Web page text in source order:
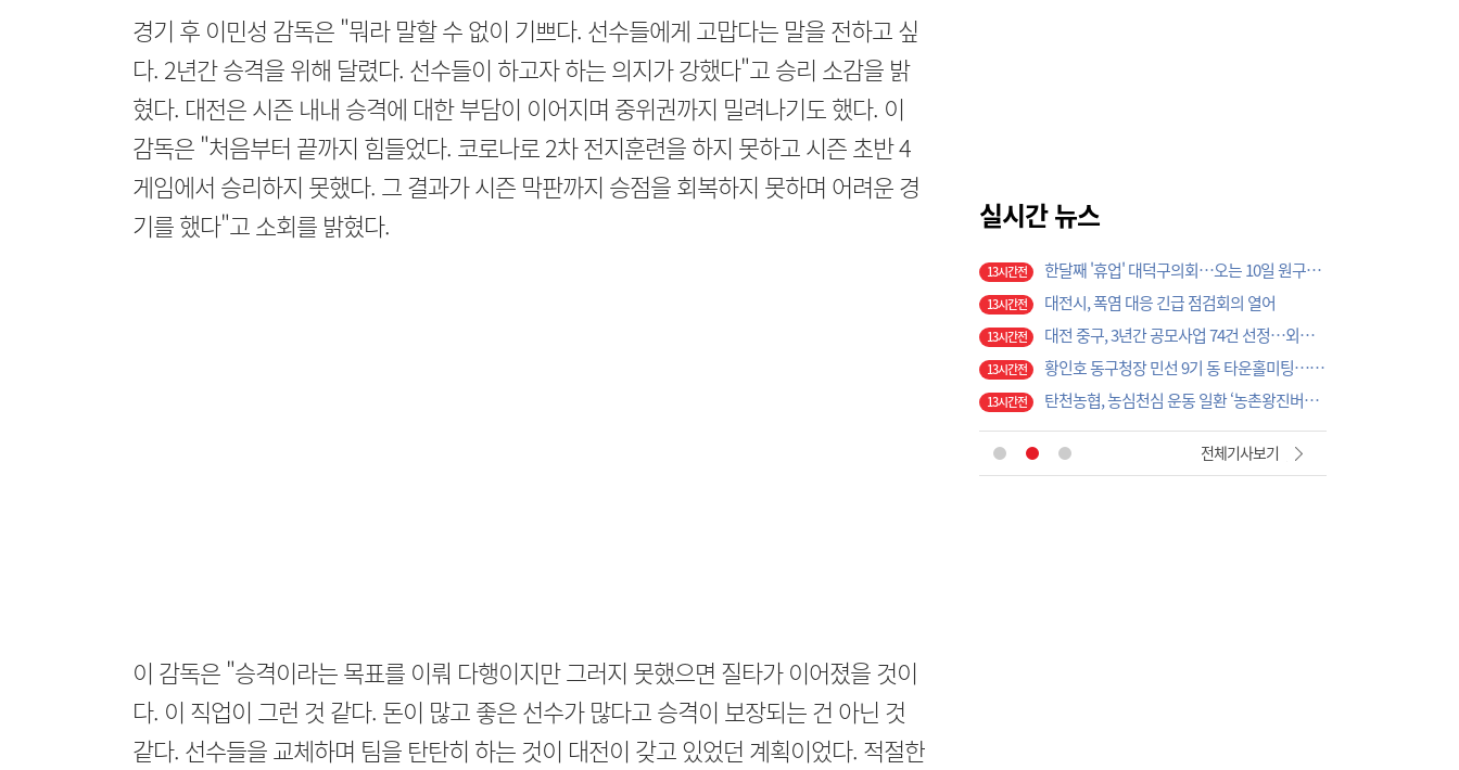
경기 후 이민성 감독은 "뭐라 말할 수 없이 기쁘다. 선수들에게 고맙다는 말을 전하고 싶
다. 2년간 승격을 위해 달렸다. 선수들이 하고자 하는 의지가 강했다"고 승리 소감을 밝
혔다. 대전은 시즌 내내 승격에 대한 부담이 이어지며 중위권까지 밀려나기도 했다. 이
감독은 "처음부터 끝까지 힘들었다. 코로나로 2차 전지훈련을 하지 못하고 시즌 초반 4
게임에서 승리하지 못했다. 그 결과가 시즌 막판까지 승점을 회복하지 못하며 어려운 경
기를 했다"고 소회를 밝혔다.
이 감독은 "승격이라는 목표를 이뤄 다행이지만 그러지 못했으면 질타가 이어졌을 것이
다. 이 직업이 그런 것 같다. 돈이 많고 좋은 선수가 많다고 승격이 보장되는 건 아닌 것
같다. 선수들을 교체하며 팀을 탄탄히 하는 것이 대전이 갖고 있었던 계획이었다. 적절한
실시간 뉴스
13시간전
13시간전 대전시, 폭염 대응 긴급 점검회의 열어
13시간전
13시간전 황인호 동구청장 민선 9기 동 타운홀미팅…16개동 순회
13시간전 탄천농협, 농심천심 운동 일환 ‘농촌왕진버스’ 운영
13시간전 대전시의회, 정책 역량 증대 박차… "공부하는 의회, 연구하는 의회로"
6시간전 [아침을 여는 명언 캘리] 2026년 8월7일 금요일
12시간전
전체기사보기